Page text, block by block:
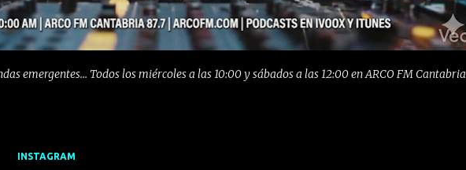
emergentes... Todos los miércoles a las 10:00 y sábados a las 12:00 en ARCO FM Cantabria
INSTAGRAM